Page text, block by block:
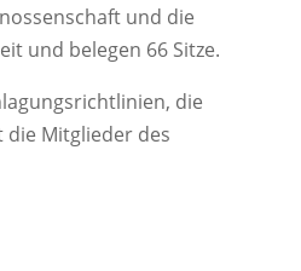
und die
und belegen 66 Sitze.
die
die Mitglieder des